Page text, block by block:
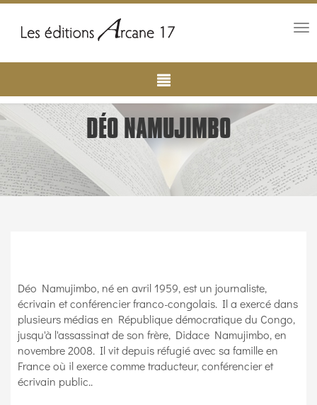
contenu
principal
navigation
DÉO NAMUJIMBO
Déo Namujimbo, né en avril 1959, est un journaliste,
écrivain et conférencier franco-congolais. Il a exercé dans
plusieurs médias en République démocratique du Congo,
jusqu'à l'assassinat de son frère, Didace Namujimbo, en
novembre 2008. Il vit depuis réfugié avec sa famille en
France où il exerce comme traducteur, conférencier et
écrivain public..